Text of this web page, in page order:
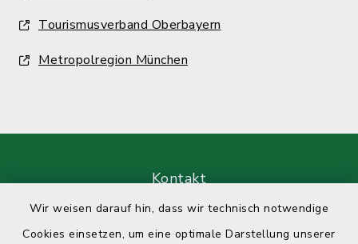
Wir weisen darauf hin, dass wir technisch notwendige
Cookies einsetzen, um eine optimale Darstellung unserer
Tourismusverband Oberbayern
Metropolregion München
Kontakt